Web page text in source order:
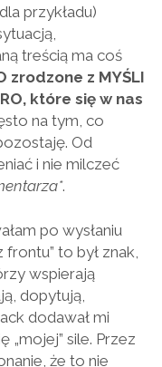
przykładu)
treścią ma coś
zrodzone z MYŚLI
które się w nas
na tym, co
Od
i nie milczeć
.
po wysłaniu
to był znak,
wspierają
dopytują,
dodawał mi
„mojej” sile. Przez
że to nie